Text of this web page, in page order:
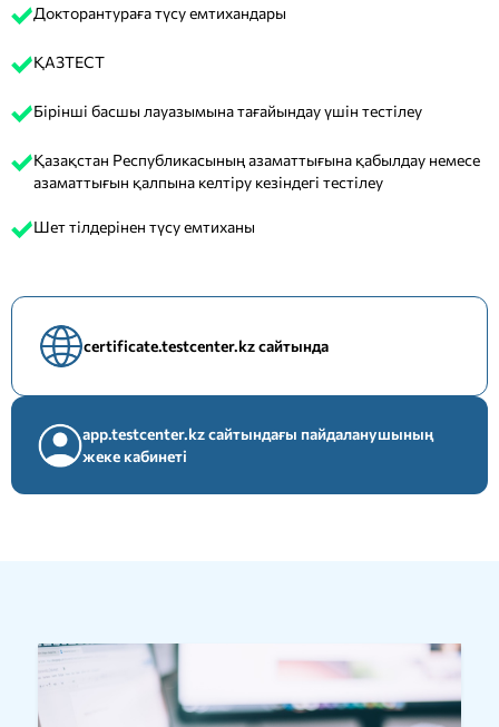
Докторантураға түсу емтихандары
ҚАЗТЕСТ
Бірінші басшы лауазымына тағайындау үшін тестілеу
Қазақстан Республикасының азаматтығына қабылдау немесе
азаматтығын қалпына келтіру кезіндегі тестілеу
Шет тілдерінен түсу емтиханы
certificate.testcenter.kz сайтында
app.testcenter.kz сайтындағы пайдаланушының
жеке кабинеті